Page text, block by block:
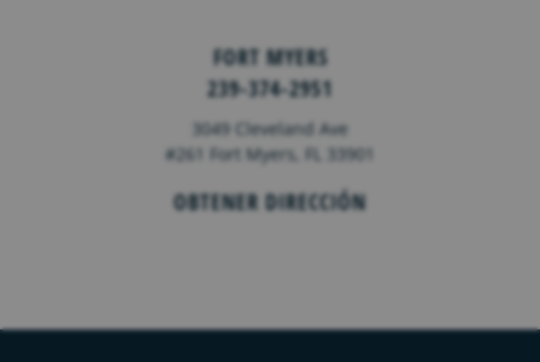
FORT MYERS
239-374-2951
3049 Cleveland Ave
#261 Fort Myers, FL 33901
OBTENER DIRECCIÓN